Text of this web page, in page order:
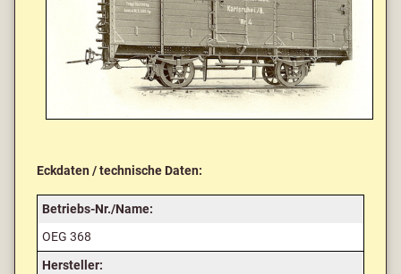
Eckdaten / technische Daten:
Betriebs-Nr./Name:
OEG 368
Hersteller: